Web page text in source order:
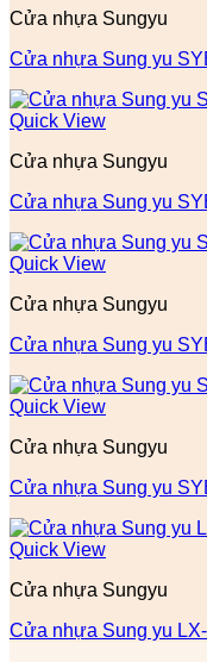
Cửa nhựa Sungyu
Cửa nhựa Sung yu
Quick View
Cửa nhựa Sungyu
Cửa nhựa Sung yu
Quick View
Cửa nhựa Sungyu
Cửa nhựa Sung yu
Quick View
Cửa nhựa Sungyu
Cửa nhựa Sung yu
Quick View
Cửa nhựa Sungyu
Cửa nhựa Sung yu